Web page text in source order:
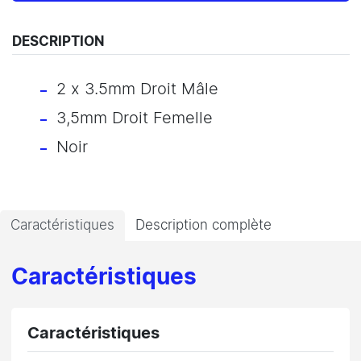
DESCRIPTION
2 x 3.5mm Droit Mâle
3,5mm Droit Femelle
Noir
Caractéristiques Description complète
Caractéristiques
Caractéristiques